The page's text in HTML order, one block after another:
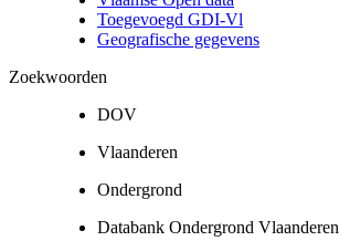
Toegevoegd GDI-Vl
Geografische gegevens
Zoekwoorden
DOV
Vlaanderen
Ondergrond
Databank Ondergrond Vlaanderen